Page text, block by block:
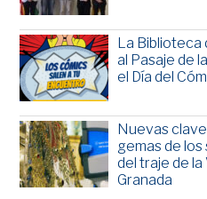
La Biblioteca
al Pasaje de
el Día del
Nuevas
gemas de
del traje de la
Granada